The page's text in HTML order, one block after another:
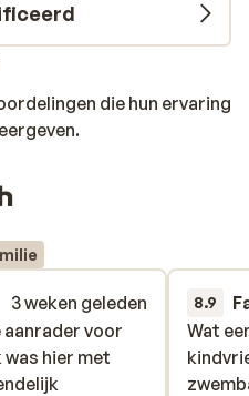
die hun ervaring
3 weken geleden
aanrader voor
was hier met
aanrader voor
was hier met
8.9
Wat
Wat